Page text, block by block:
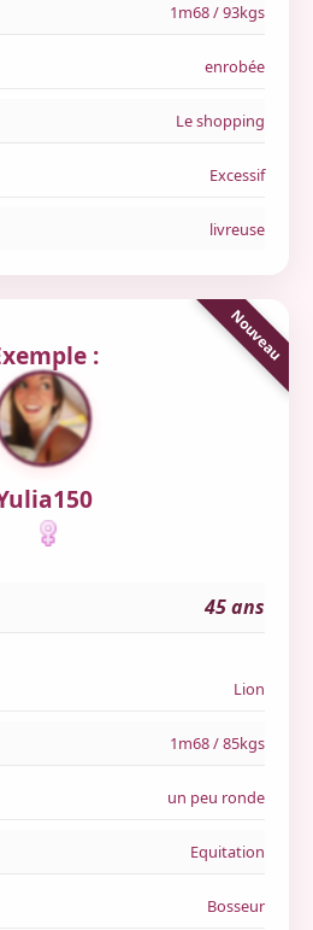
1m68 / 93kgs
enrobée
Le shopping
Excessif
livreuse
:
45 ans
Lion
1m68 / 85kgs
un peu ronde
Equitation
Bosseur